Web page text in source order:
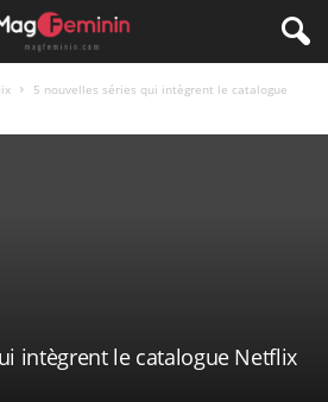
5 nouvelles séries qui intègrent le catalogue
intègrent le catalogue Netflix